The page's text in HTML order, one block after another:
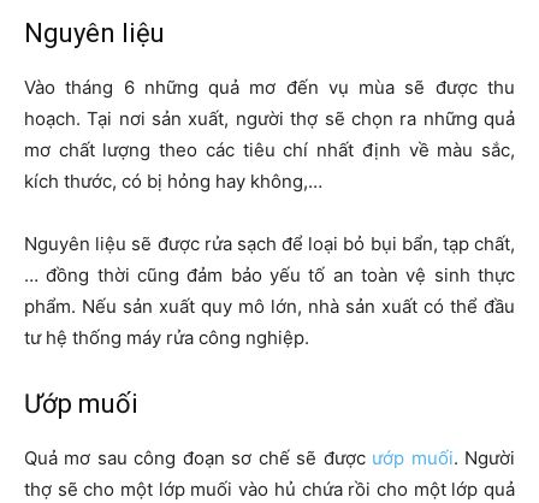
Nguyên liệu
Vào tháng 6 những quả mơ đến vụ mùa sẽ được thu
hoạch. Tại nơi sản xuất, người thợ sẽ chọn ra những quả
mơ chất lượng theo các tiêu chí nhất định về màu sắc,
kích thước, có bị hỏng hay không,…
Nguyên liệu sẽ được rửa sạch để loại bỏ bụi bẩn, tạp chất,
… đồng thời cũng đảm bảo yếu tố an toàn vệ sinh thực
phẩm. Nếu sản xuất quy mô lớn, nhà sản xuất có thể đầu
tư hệ thống máy rửa công nghiệp.
Ướp muối
Quả mơ sau công đoạn sơ chế sẽ được ướp muối. Người
thợ sẽ cho một lớp muối vào hủ chứa rồi cho một lớp quả